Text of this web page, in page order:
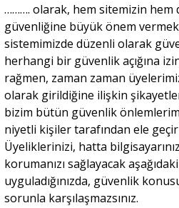
………. olarak, hem sitemizin hem
güvenliğine büyük önem
sistemimizde düzenli olarak
herhangi bir güvenlik açığına
rağmen, zaman zaman
olarak girildiğine ilişkin
bizim bütün güvenlik
niyetli kişiler tarafından ele
Üyeliklerinizi, hatta
korumanızı sağlayacak
uyguladığınızda, güvenlik
sorunla karşılaşmazsınız.